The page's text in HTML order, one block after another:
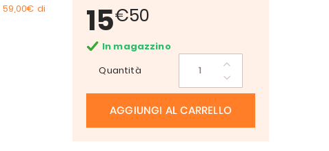
15€50
In magazzino
Quantità
AGGIUNGI AL CARRELLO
59,00€ di